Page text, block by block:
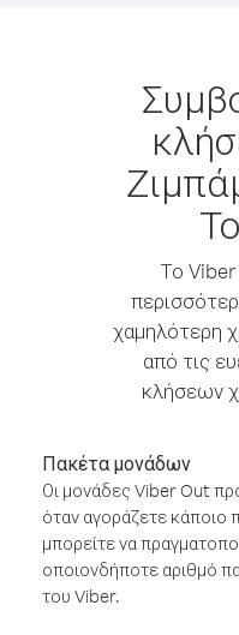
Το
χαμηλότερη
από τις
κλήσεων
Πακέτα μονάδων
Οι μονάδες Viber Out
όταν αγοράζετε κάποιο
μπορείτε να
οποιονδήποτε αριθμό
του Viber.